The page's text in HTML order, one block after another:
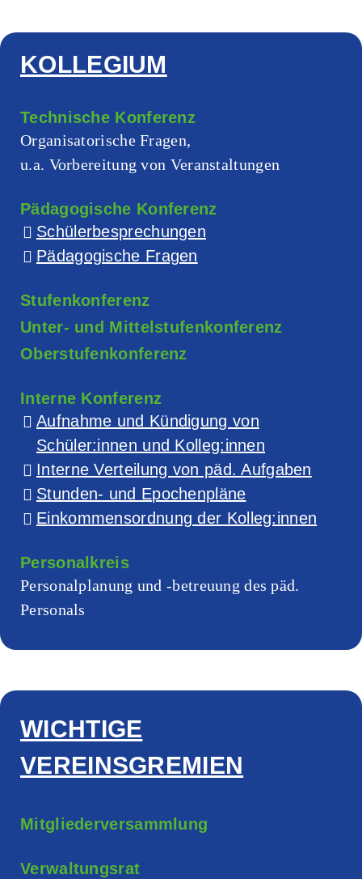
KOLLEGIUM
Technische Konferenz
Organisatorische Fragen,
u.a. Vorbereitung von Veranstaltungen
Pädagogische Konferenz
Schülerbesprechungen
Pädagogische Fragen
Stufenkonferenz
Unter- und Mittelstufenkonferenz
Oberstufenkonferenz
Interne Konferenz
Aufnahme und Kündigung von
Schüler:innen und Kolleg:innen
Interne Verteilung von päd. Aufgaben
Stunden- und Epochenpläne
Einkommensordnung der Kolleg:innen
Personalkreis
Personalplanung und -betreuung des päd.
Personals
WICHTIGE
VEREINSGREMIEN
Mitgliederversammlung
Verwaltungsrat